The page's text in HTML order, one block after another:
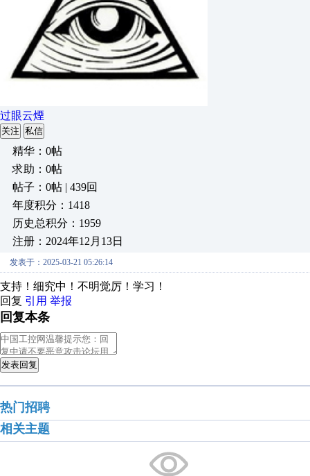
过眼云煙
关注 私信
精华：0帖
求助：0帖
帖子：0帖 | 439回
年度积分：1418
历史总积分：1959
注册：2024年12月13日
发表于：2025-03-21 05:26:14
支持！细究中！不明觉厉！学习！
回复 引用 举报
回复本条
发表回复
热门招聘
相关主题